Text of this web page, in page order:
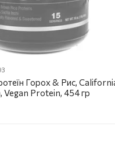
Горох & Рис,
Protein, 454 гр